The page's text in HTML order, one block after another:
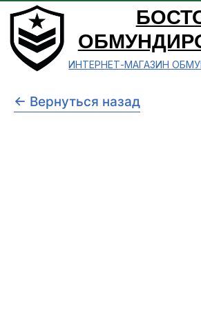
БОСТОН
ОБМУНДИРОВАНИЕ
ИНТЕРНЕТ-МАГАЗИН ОБМУНДИРОВАНИЯ
← Вернуться назад